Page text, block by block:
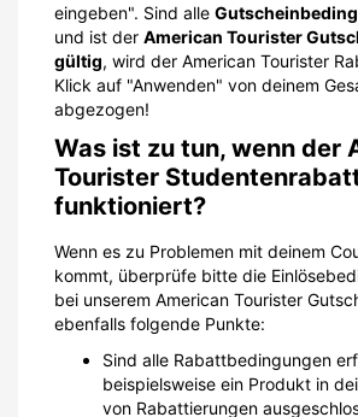
eingeben". Sind alle
und ist der American Tourister
gültig, wird der American Tourister
Klick auf "Anwenden" von deinem
abgezogen!
Was ist zu tun, wenn der
Tourister
funktioniert?
Wenn es zu Problemen mit deinem
kommt, überprüfe bitte die
bei unserem American Tourister
ebenfalls folgende Punkte:
Sind alle Rabattbedingungen
beispielsweise ein Produkt in
von Rabattierungen